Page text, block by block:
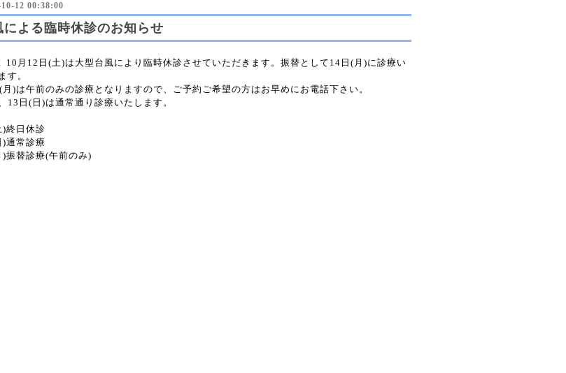
12 00:38:00
による臨時休診のお知らせ
10月12日(土)は大型台風により臨時休診させていただきます。振替として14日(月)に診療い
す。
月)は午前のみの診療となりますので、ご予約ご希望の方はお早めにお電話下さい。
13日(日)は通常通り診療いたします。
)終日休診
)通常診療
)振替診療(午前のみ)